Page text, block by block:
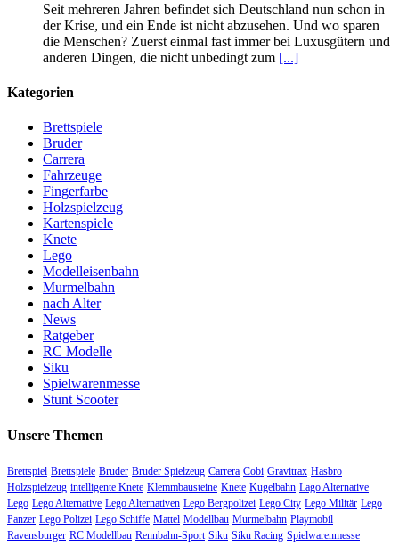
Seit mehreren Jahren befindet sich Deutschland nun schon in
der Krise, und ein Ende ist nicht abzusehen. Und wo sparen
die Menschen? Zuerst einmal fast immer bei Luxusgütern und
anderen Dingen, die nicht unbedingt zum [...]
Kategorien
Brettspiele
Bruder
Carrera
Fahrzeuge
Fingerfarbe
Holzspielzeug
Kartenspiele
Knete
Lego
Modelleisenbahn
Murmelbahn
nach Alter
News
Ratgeber
RC Modelle
Siku
Spielwarenmesse
Stunt Scooter
Unsere Themen
Brettspiel Brettspiele Bruder Bruder Spielzeug Carrera Cobi Gravitrax Hasbro
Holzspielzeug intelligente Knete Klemmbausteine Knete Kugelbahn Lago Alternative
Lego Lego Alternative Lego Alternativen Lego Bergpolizei Lego City Lego Militär Lego
Panzer Lego Polizei Lego Schiffe Mattel Modellbau Murmelbahn Playmobil
Ravensburger RC Modellbau Rennbahn-Sport Siku Siku Racing Spielwarenmesse